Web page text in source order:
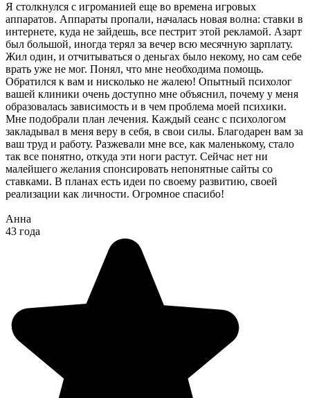
Я столкнулся с игроманией еще во времена игровых
аппаратов. Аппараты пропали, началась новая волна: ставки в
интернете, куда не зайдешь, все пестрит этой рекламой. Азарт
был большой, иногда терял за вечер всю месячную зарплату.
Жил один, и отчитываться о деньгах было некому, но сам себе
врать уже не мог. Понял, что мне необходима помощь.
Обратился к вам и нисколько не жалею! Опытный психолог
вашей клиники очень доступно мне объяснил, почему у меня
образовалась зависимость и в чем проблема моей психики.
Мне подобрали план лечения. Каждый сеанс с психологом
закладывал в меня веру в себя, в свои силы. Благодарен вам за
ваш труд и работу. Разжевали мне все, как маленькому, стало
так все понятно, откуда эти ноги растут. Сейчас нет ни
малейшего желания спонсировать непонятные сайты со
ставками. В планах есть идеи по своему развитию, своей
реализации как личности. Огромное спасибо!
Анна
43 года